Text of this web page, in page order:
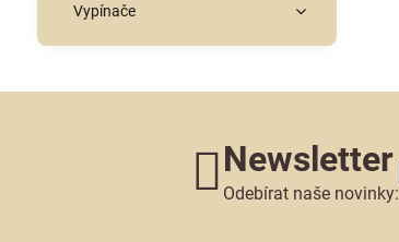
Vypínače
Newsletter
Odebírat naše novinky: